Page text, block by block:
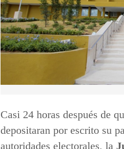
Casi 24 horas después de
depositaran por escrito su
autoridades electorales, la